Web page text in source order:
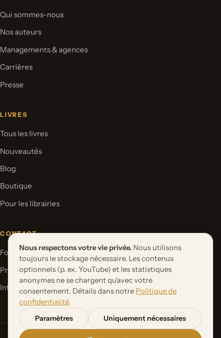
Qui sommes-nous
Nos auteurs
Managements & agences
Carrières
Presse
LIVRES
Tous les livres
Nouveautés
Blog
Boutique
Pour les librairies
CONTACT
Formulaire de contact
Proposer un projet de livre
International Rights
Nous respectons votre vie privée. Nous utilisons
toujours le stockage nécessaire. Les contenus
optionnels (p. ex. YouTube) et les statistiques
anonymes ne se chargent qu'avec votre
consentement. Détails dans notre Politique de
confidentialité.
Paramètres
Uniquement nécessaires